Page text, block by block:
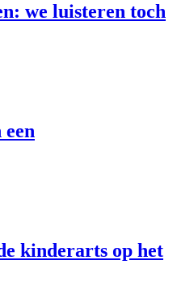
we luisteren toch
kinderarts op het